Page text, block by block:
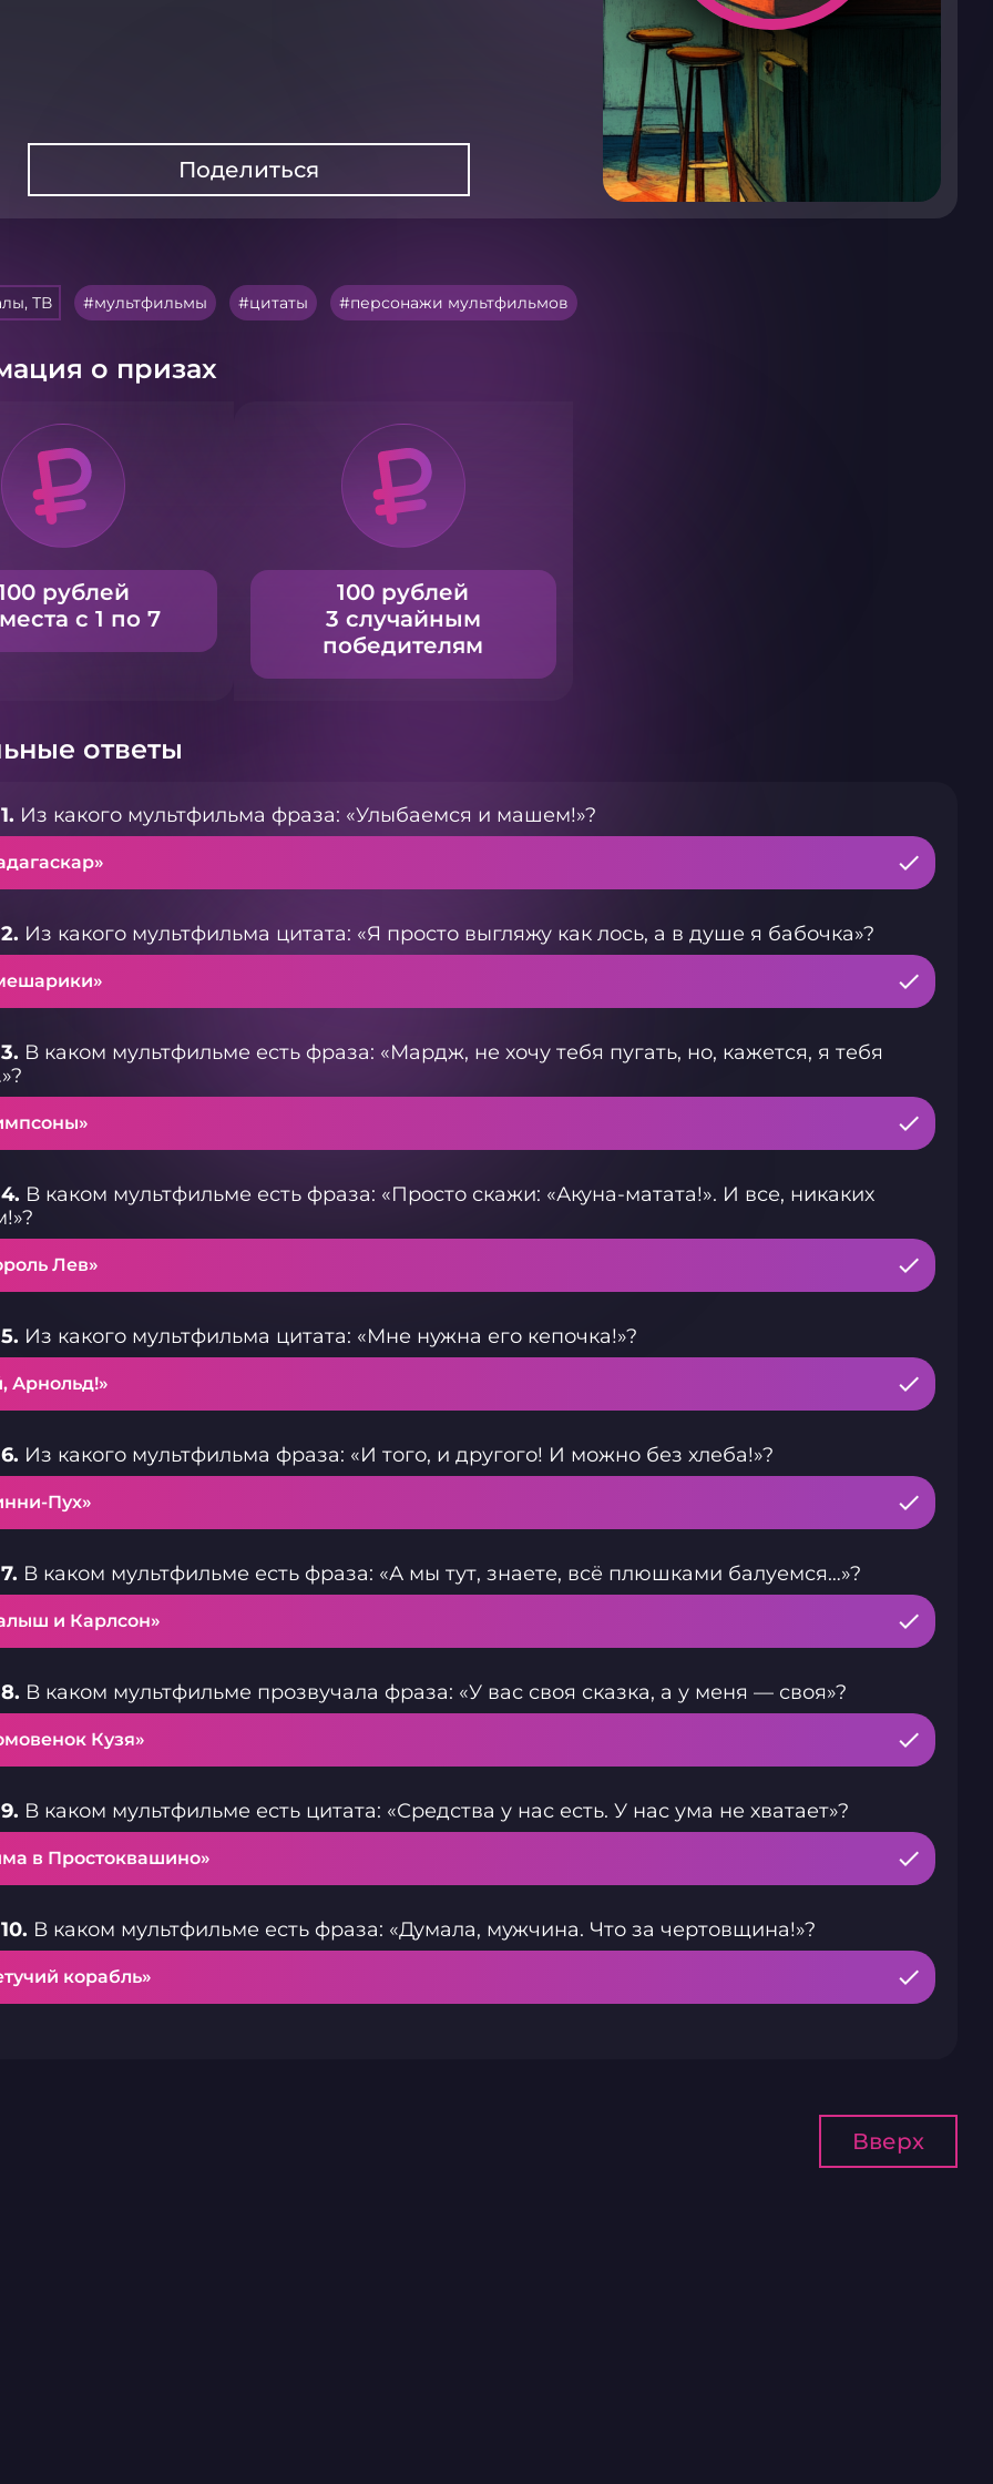
Поделиться
ТВ мультфильмы цитаты персонажи мультфильмов
о призах
рублей
с 1 по 7
100 рублей
3 случайным
победителям
ответы
Из какого мультфильма фраза: «Улыбаемся и машем!»?
Из какого мультфильма цитата: «Я просто выгляжу как лось, а в душе я бабочка»?
В каком мультфильме есть фраза: «Мардж, не хочу тебя пугать, но, кажется, я тебя
В каком мультфильме есть фраза: «Просто скажи: «Акуна-матата!». И все, никаких
Лев»
Из какого мультфильма цитата: «Мне нужна его кепочка!»?
Арнольд!»
Из какого мультфильма фраза: «И того, и другого! И можно без хлеба!»?
Пух»
В каком мультфильме есть фраза: «А мы тут, знаете, всё плюшками балуемся…»?
и Карлсон»
В каком мультфильме прозвучала фраза: «У вас своя сказка, а у меня — своя»?
Кузя»
В каком мультфильме есть цитата: «Средства у нас есть. У нас ума не хватает»?
в Простоквашино»
В каком мультфильме есть фраза: «Думала, мужчина. Что за чертовщина!»?
корабль»
Вверх